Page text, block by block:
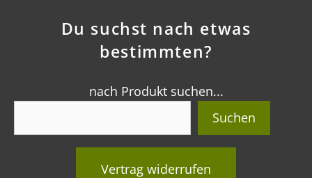
Du suchst nach etwas
bestimmten?
nach Produkt suchen...
Suchen
Vertrag widerrufen